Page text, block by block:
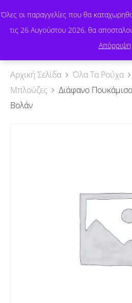
Όλες οι παραγγελίες που θα
τις 26 Αυγούστου 2026, θα
Απόρριψη
Αρχική Σελίδα Όλα Τα Ρούχα
Μπλούζες
Διάφανο
Βολάν